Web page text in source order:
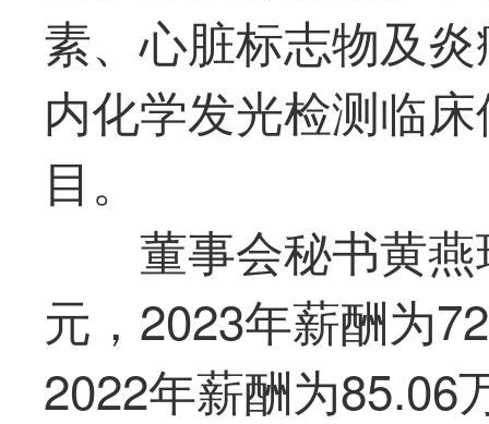
素、心脏标志物及
内化学发光检测临
目。
董事会秘书黄
元，2023年薪酬为
2022年薪酬为85.06